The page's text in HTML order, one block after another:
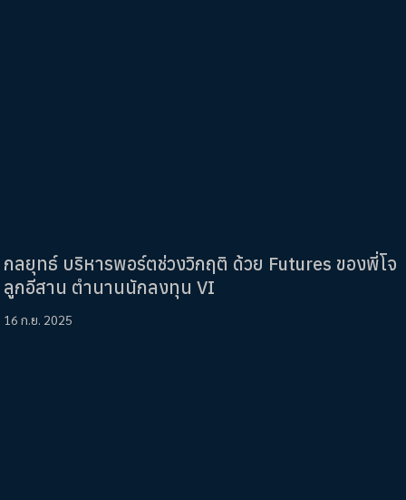
กลยุทธ์ บริหารพอร์ตช่วงวิกฤติ ด้วย Futures ของพี่โจ
ลูกอีสาน ตำนานนักลงทุน VI
16 ก.ย. 2025